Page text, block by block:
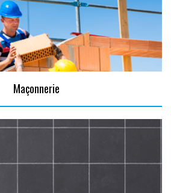
Maçonnerie